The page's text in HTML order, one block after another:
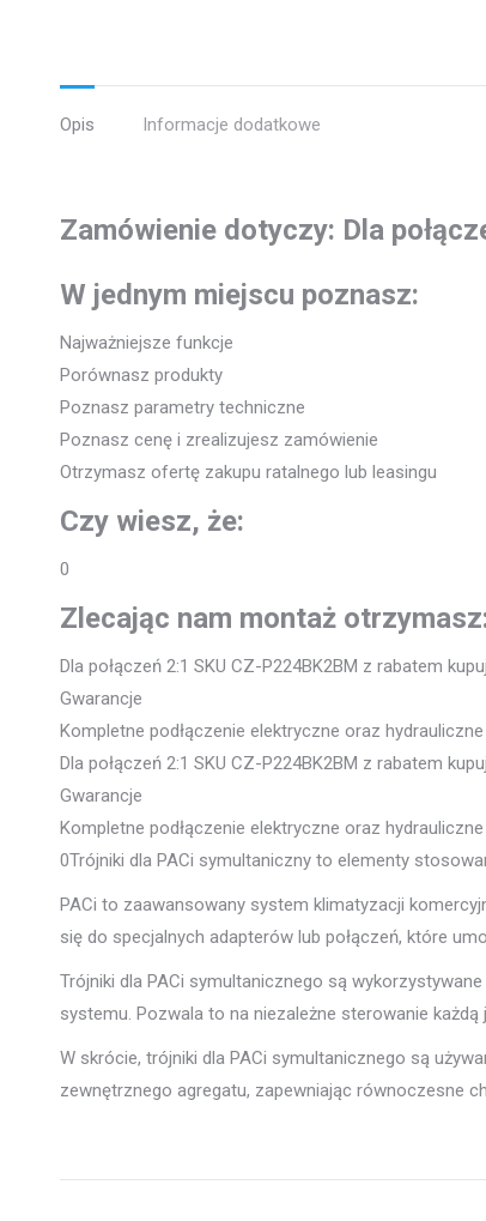
Opis Informacje dodatkowe
Zamówienie dotyczy: Dla
W jednym miejscu poznasz:
Najważniejsze funkcje
Porównasz produkty
Poznasz parametry techniczne
Poznasz cenę i zrealizujesz zamówienie
Otrzymasz ofertę zakupu ratalnego lub leasingu
Czy wiesz, że:
0
Zlecając nam montaż
Dla połączeń 2:1 SKU CZ-P224BK2BM z rabatem
Gwarancje
Kompletne podłączenie elektryczne oraz hydrauliczne
Dla połączeń 2:1 SKU CZ-P224BK2BM z rabatem
Gwarancje
Kompletne podłączenie elektryczne oraz hydrauliczne
0Trójniki dla PACi symultaniczny to elementy
PACi to zaawansowany system klimatyzacji
się do specjalnych adapterów lub połączeń, które
Trójniki dla PACi symultanicznego są
systemu. Pozwala to na niezależne sterowanie
W skrócie, trójniki dla PACi symultanicznego są
zewnętrznego agregatu, zapewniając równoczesne